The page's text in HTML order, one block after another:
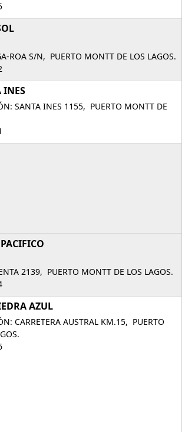
ROA S/N, PUERTO MONTT DE LOS LAGOS.
INES
SANTA INES 1155, PUERTO MONTT DE
2139, PUERTO MONTT DE LOS LAGOS.
AZUL
CARRETERA AUSTRAL KM.15, PUERTO